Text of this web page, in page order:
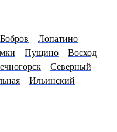
Бобров
Лопатино
Пущино
Восход
Северный
Ильинский